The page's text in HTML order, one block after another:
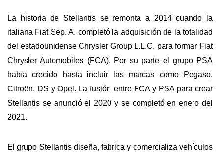
La historia de Stellantis se remonta a 2014 cuando la
italiana Fiat Sep. A. completó la adquisición de la totalidad
del estadounidense Chrysler Group L.L.C. para formar Fiat
Chrysler Automobiles (FCA). Por su parte el grupo PSA
había crecido hasta incluir las marcas como Pegaso,
Citroën, DS y Opel. La fusión entre FCA y PSA para crear
Stellantis se anunció el 2020 y se completó en enero del
2021.
El grupo Stellantis diseña, fabrica y comercializa vehículos